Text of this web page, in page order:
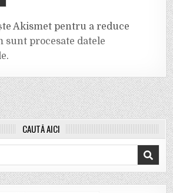
Akismet pentru a reduce
sunt procesate datele
.
CAUTĂ AICI